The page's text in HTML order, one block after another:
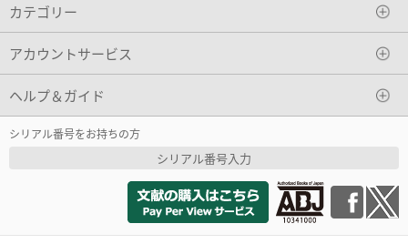
カテゴリー
アカウントサービス
ヘルプ＆ガイド
シリアル番号をお持ちの方
シリアル番号入力